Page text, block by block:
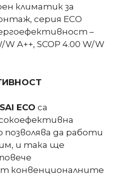
климатик за
серия ЕCО
–
W A++, SCOP 4.00 W/W
ECO са
да работи
и така ще
конвенционалните